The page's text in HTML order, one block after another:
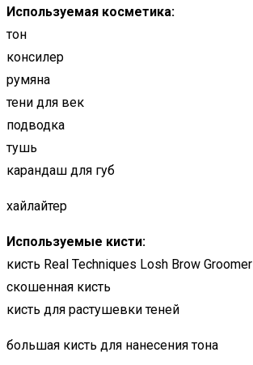
Используемая косметика:
тон
консилер
румяна
тени для век
подводка
тушь
карандаш для губ
хайлайтер
Используемые кисти:
кисть Real Techniques Losh Brow Groomer
скошенная кисть
кисть для растушевки теней
большая кисть для нанесения тона